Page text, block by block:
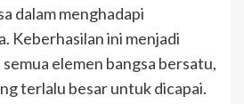
dalam menghadapi
Keberhasilan ini menjadi
elemen bangsa bersatu,
terlalu besar untuk dicapai.